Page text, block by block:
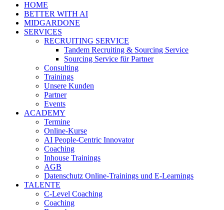
HOME
BETTER WITH AI
MIDGARDONE
SERVICES
RECRUITING SERVICE
Tandem Recruiting & Sourcing Service
Sourcing Service für Partner
Consulting
Trainings
Unsere Kunden
Partner
Events
ACADEMY
Termine
Online-Kurse
AI People-Centric Innovator
Coaching
Inhouse Trainings
AGB
Datenschutz Online-Trainings und E-Learnings
TALENTE
C-Level Coaching
Coaching